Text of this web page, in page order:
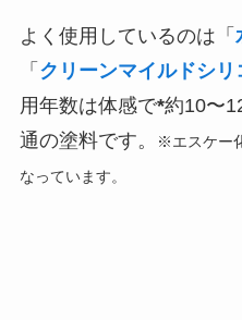
よく使用しているのは「
「 クリーンマイルドシリ
用年数は体感で*約10〜
通の塗料です。
※エスケー
なっています。